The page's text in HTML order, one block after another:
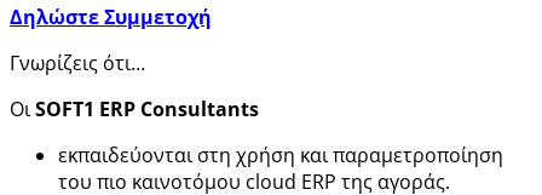
Δηλώστε Συμμετοχή
Γνωρίζεις ότι…
ΟιSOFT1 ERP Consultants
εκπαιδεύονται στη χρήση και παραμετροποίηση
του πιο καινοτόμου cloud ERP της αγοράς.